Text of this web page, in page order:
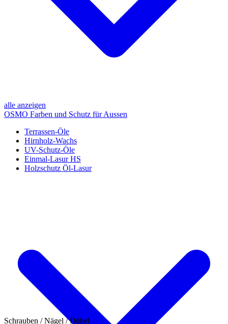
alle anzeigen
OSMO Farben und Schutz für Aussen
Terrassen-Öle
Hirnholz-Wachs
UV-Schutz-Öle
Einmal-Lasur HS
Holzschutz Öl-Lasur
Schrauben / Nägel / Dübel